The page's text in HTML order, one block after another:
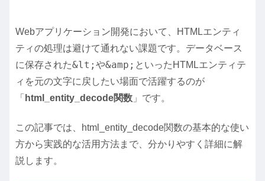
Webアプリケーション開発において、HTMLエンティ
ティの処理は避けて通れない課題です。データベース
に保存された&lt; や&amp; といったHTMLエンティテ
ィを元の文字に戻したい場面で活躍するのが
「 html_entity_decode関数 」です。
この記事では、html_entity_decode関数の基本的な使い
方から実践的な活用方法まで、分かりやすく詳細に解
説します。